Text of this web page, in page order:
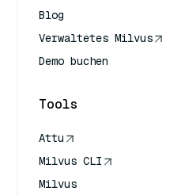
Blog
Verwaltetes Milvus
Demo buchen
Tools
Attu
Milvus CLI
Milvus